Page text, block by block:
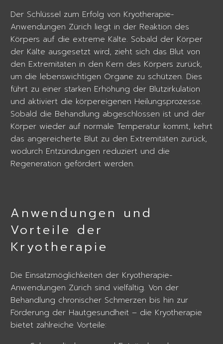
Der Schlüssel zum Erfolg von Kryotherapie-
Anwendungen Zürich liegt in der Reaktion des
Körpers auf die extreme Kälte. Sobald der Körper
der Kälte ausgesetzt wird, zieht sich das Blut von
den Extremitäten in den Kern des Körpers zurück,
um die lebenswichtigen Organe zu schützen. Dies
führt zu einer starken Erhöhung der Blutzirkulation
und aktiviert die körpereigenen Heilungsprozesse.
Sobald die Behandlung abgeschlossen ist und der
Körper wieder auf normale Temperatur kommt, kehrt
das angereicherte Blut zu den Extremitäten zurück,
wodurch Entzündungen reduziert und die
Regeneration gefördert werden.
Anwendungen und
Vorteile der
Kryotherapie
Die Einsatzmöglichkeiten der Kryotherapie-
Anwendungen Zürich sind vielfältig. Von der
Behandlung chronischer Schmerzen bis hin zur
Förderung der Hautgesundheit – die Kryotherapie
bietet zahlreiche Vorteile: